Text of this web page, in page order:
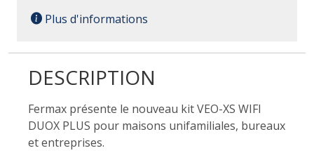
Plus d'informations
DESCRIPTION
Fermax présente le nouveau kit VEO-XS WIFI
DUOX PLUS pour maisons unifamiliales, bureaux
et entreprises.